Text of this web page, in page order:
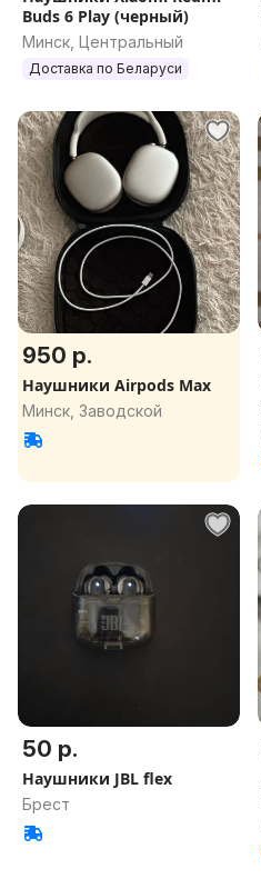
Buds 6 Play (черный)
Минск, Центральный
Доставка по Беларуси
950 р.
Наушники Airpods Max
Минск, Заводской
50 р.
Наушники JBL flex
Брест